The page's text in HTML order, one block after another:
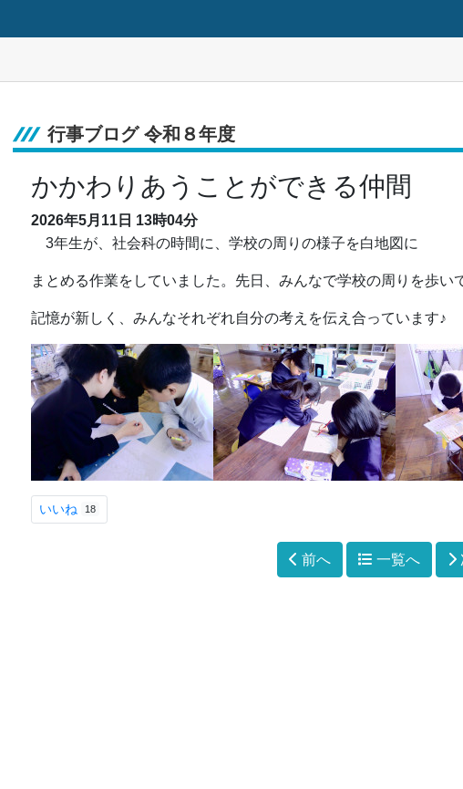
行事ブログ 令和８年度
かかわりあうことができる仲間
2026年5月11日 13時04分
3年生が、社会科の時間に、学校の周りの様子を白地図に
まとめる作業をしていました。先日、みんなで学校の周りを歩い
記憶が新しく、みんなそれぞれ自分の考えを伝え合っています♪
いいね 18
前へ 一覧へ